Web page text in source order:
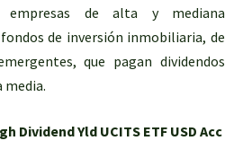
empresas de alta y mediana
de inversión inmobiliaria, de
que pagan dividendos
Dividend Yld UCITS ETF USD Acc